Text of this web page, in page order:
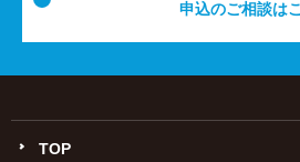
申込のご相談は
TOP